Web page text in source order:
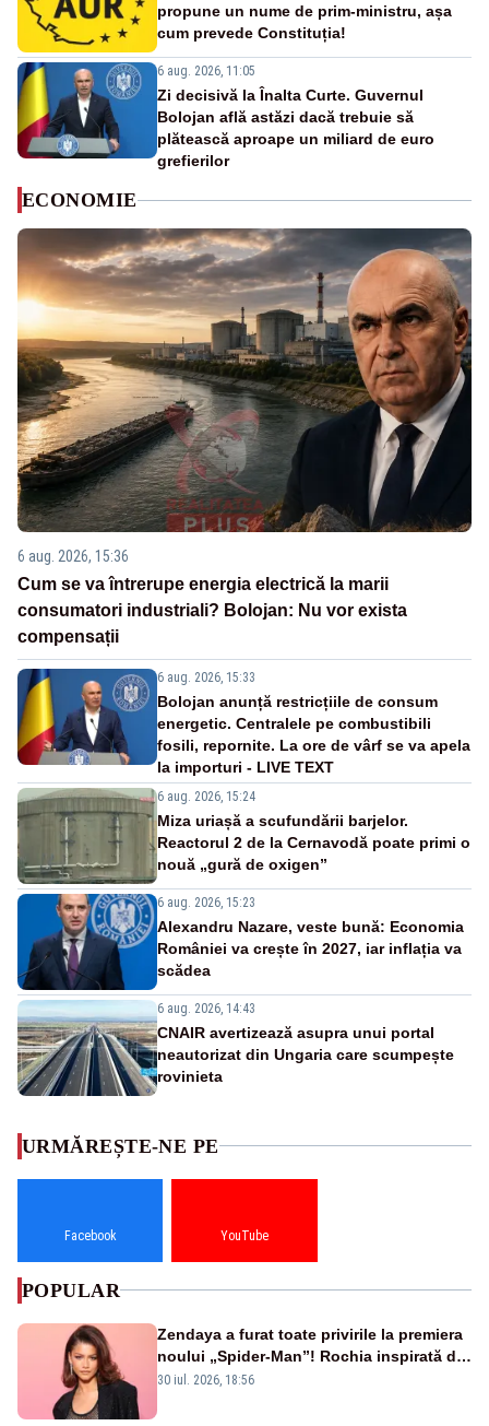
propune un nume de prim-ministru, așa
cum prevede Constituția!
6 aug. 2026, 11:05
Zi decisivă la Înalta Curte. Guvernul
Bolojan află astăzi dacă trebuie să
plătească aproape un miliard de euro
grefierilor
ECONOMIE
6 aug. 2026, 15:36
Cum se va întrerupe energia electrică la marii
consumatori industriali? Bolojan: Nu vor exista
compensații
6 aug. 2026, 15:33
Bolojan anunță restricțiile de consum
energetic. Centralele pe combustibili
fosili, repornite. La ore de vârf se va apela
la importuri - LIVE TEXT
6 aug. 2026, 15:24
Miza uriașă a scufundării barjelor.
Reactorul 2 de la Cernavodă poate primi o
nouă „gură de oxigen”
6 aug. 2026, 15:23
Alexandru Nazare, veste bună: Economia
României va crește în 2027, iar inflația va
scădea
6 aug. 2026, 14:43
CNAIR avertizează asupra unui portal
neautorizat din Ungaria care scumpește
rovinieta
URMĂREȘTE-NE PE
Facebook YouTube
POPULAR
Zendaya a furat toate privirile la premiera
noului „Spider-Man”! Rochia inspirată de
pânza de păianjen a făcut senzație
30 iul. 2026, 18:56